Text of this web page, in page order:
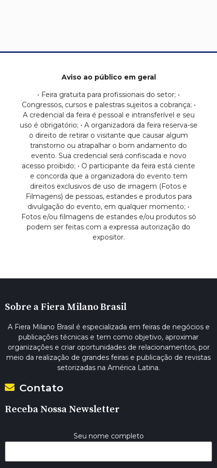
Aviso ao público em geral
• Feira gratuita para profissionais do setor; •
Congressos, cursos e palestras sujeitos a cobrança; •
A credencial da feira é pessoal e intransferível e seu
uso é obrigatório; • A organizadora da feira reserva-se
o direito de retirar o visitante que causar algum
transtorno ou atrapalhar o bom andamento do
evento. Sua credencial será confiscada e novo
acesso proibido; • O participante da feira está ciente
e concorda que a organizadora do evento tem
direitos exclusivos de uso de imagem (Fotos e
Filmagens) de pessoas, estandes e produtos para
divulgação do evento, em qualquer momento; •
Fotos e/ou filmagens de estandes e/ou produtos só
podem ser feitas com a expressa autorização do
expositor.
Sobre a Fiera Milano Brasil
A Fiera Milano Brasil é especializada em feiras de negócios e
publicações técnicas e tem como objetivo, aproximar
organizações e criar oportunidades de relacionamentos, por
meio da realização de grandes feiras e publicação de revistas
setorizadas na América Latina.
Contato
Receba Nossa Newsletter
Seu nome completo